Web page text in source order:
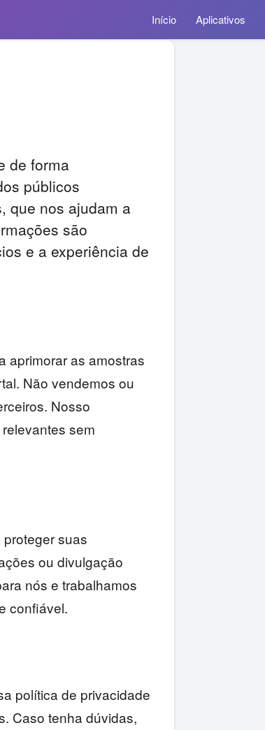
Início Aplicativos
de forma
públicos
que nos ajudam a
são
e a experiência de
aprimorar as amostras
Não vendemos ou
Nosso
sem
suas
ou divulgação
nós e trabalhamos
confiável.
política de privacidade
Caso tenha dúvidas,